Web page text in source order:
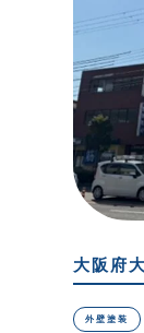
大阪府
外壁塗装